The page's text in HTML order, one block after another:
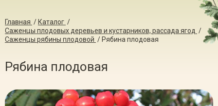
Главная / Каталог /
Саженцы плодовых деревьев и кустарников, рассада ягод /
Саженцы рябины плодовой / Рябина плодовая
Рябина плодовая